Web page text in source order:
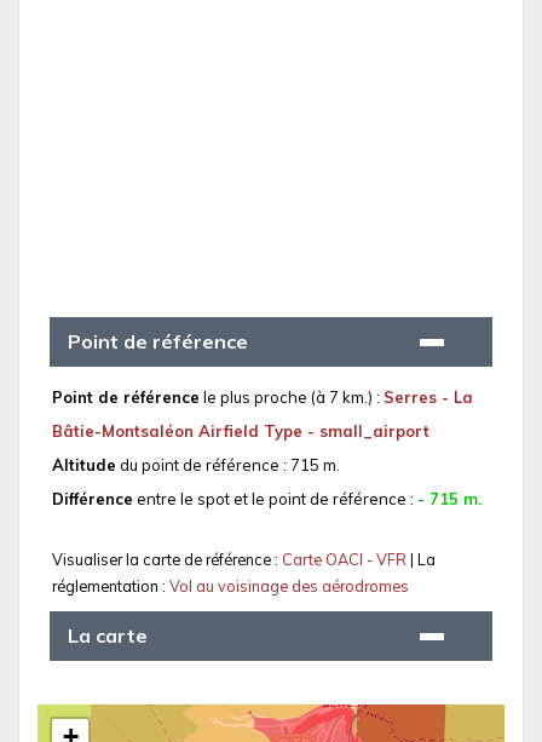
Point de référence
Point de référence le plus proche (à 7 km.) : Serres - La
Bâtie-Montsaléon Airfield Type - small_airport
Altitude du point de référence : 715 m.
Différence entre le spot et le point de référence : - 715 m.
Visualiser la carte de référence : Carte OACI - VFR| La
réglementation : Vol au voisinage des aérodromes
La carte